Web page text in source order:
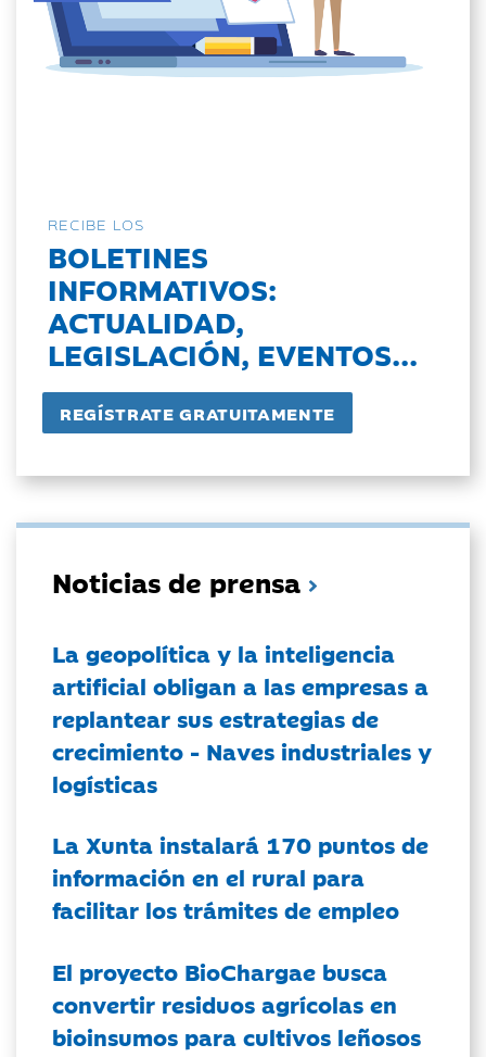
RECIBE LOS
BOLETINES
INFORMATIVOS:
ACTUALIDAD,
LEGISLACIÓN, EVENTOS...
Noticias de prensa
La geopolítica y la inteligencia
artificial obligan a las empresas a
replantear sus estrategias de
crecimiento - Naves industriales y
logísticas
La Xunta instalará 170 puntos de
información en el rural para
facilitar los trámites de empleo
El proyecto BioChargae busca
convertir residuos agrícolas en
bioinsumos para cultivos leñosos